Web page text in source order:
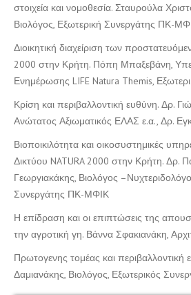
στοιχεία και νομοθεσία. Σταυρούλα
Βιολόγος, Εξωτερική Συνεργάτης ΠΚ-
Διοικητική διαχείριση των
2000 στην Κρήτη. Πόπη Μπαξεβάνη,
Ενημέρωσης LIFE Natura Themis,
Κρίση και περιβαλλοντική ευθύνη. Δρ.
Ανώτατος Αξιωματικός ΕΛΑΣ ε.α., Δρ.
Βιοποικιλότητα και οικοσυστημικές
Δικτύου NATURA 2000 στην Κρήτη. Δρ.
Γεωργιακάκης, Βιολόγος
Συνεργάτης ΠΚ-ΜΦΙΚ
Η επίδραση και οι επιπτώσεις της
την αγροτική γη. Βάννα Σφακιανάκη,
Πρωτογενης τομέας και
Δαμιανάκης, Βιολόγος, Εξωτερικός